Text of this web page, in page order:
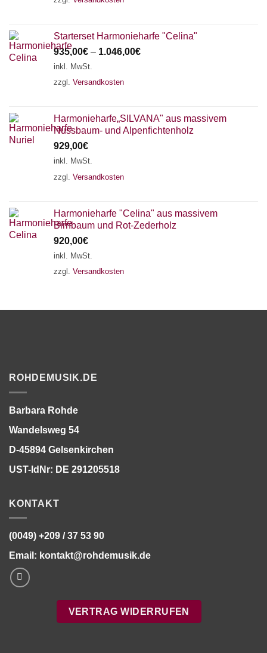
Starterset Harmonieharfe "Celina"
935,00€ – 1.046,00€
inkl. MwSt.
zzgl. Versandkosten
Harmonieharfe„SILVANA" aus massivem
Nussbaum- und Alpenfichtenholz
929,00€
inkl. MwSt.
zzgl. Versandkosten
Harmonieharfe "Celina" aus massivem
Birnbaum und Rot-Zederholz
920,00€
inkl. MwSt.
zzgl. Versandkosten
ROHDEMUSIK.DE
Barbara Rohde
Wandelsweg 54
D-45894 Gelsenkirchen
UST-IdNr: DE 291205518
KONTAKT
(0049) +209 / 37 53 90
Email: kontakt@rohdemusik.de
VERTRAG WIDERRUFEN